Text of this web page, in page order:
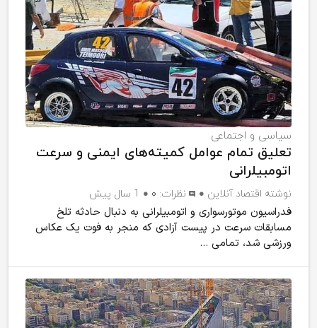
سیاسی و اجتماعی
تعلیق تمام عوامل کمیته‌های ایمنی و سرعت
اتومبیلرانی
نوشته اقتصاد آنلاین نظرات: ۰ 1 سال پیش
فدراسیون موتورسواری و اتومبیلرانی به دنبال حادثه تلخ
مسابقات سرعت در پیست آزادی که منجر به فوت یک عکاس
ورزشی شد، تمامی ...